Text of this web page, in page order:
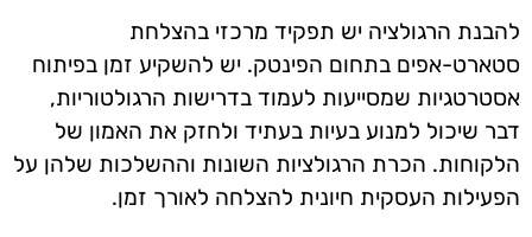
להבנת הרגולציה יש תפקיד מרכזי בהצלחת
סטארט-אפים בתחום הפינטק. יש להשקיע זמן בפיתוח
אסטרטגיות שמסייעות לעמוד בדרישות הרגולטוריות,
דבר שיכול למנוע בעיות בעתיד ולחזק את האמון של
הלקוחות. הכרת הרגולציות השונות וההשלכות שלהן על
הפעילות העסקית חיונית להצלחה לאורך זמן.